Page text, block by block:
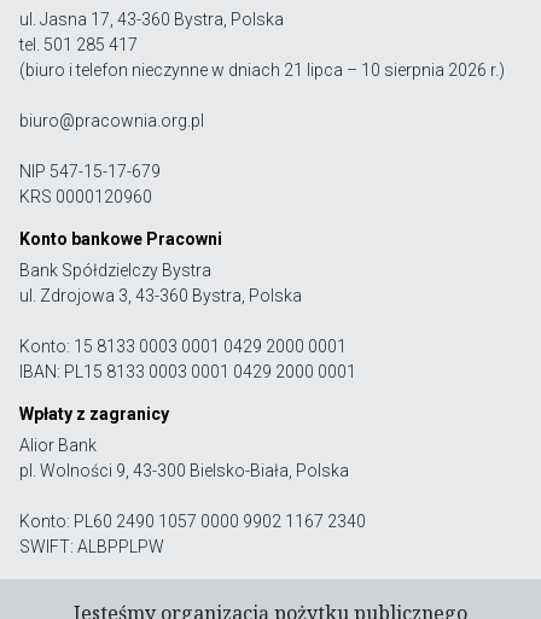
ul. Jasna 17, 43-360 Bystra, Polska
tel. 501 285 417
(biuro i telefon nieczynne w dniach 21 lipca – 10 sierpnia 2026 r.)
biuro@pracownia.org.pl
NIP 547-15-17-679
KRS 0000120960
Konto bankowe Pracowni
Bank Spółdzielczy Bystra
ul. Zdrojowa 3, 43-360 Bystra, Polska
Konto: 15 8133 0003 0001 0429 2000 0001
IBAN: PL15 8133 0003 0001 0429 2000 0001
Wpłaty z zagranicy
Alior Bank
pl. Wolności 9, 43-300 Bielsko-Biała, Polska
Konto: PL60 2490 1057 0000 9902 1167 2340
SWIFT: ALBPPLPW
Jesteśmy organizacją pożytku publicznego